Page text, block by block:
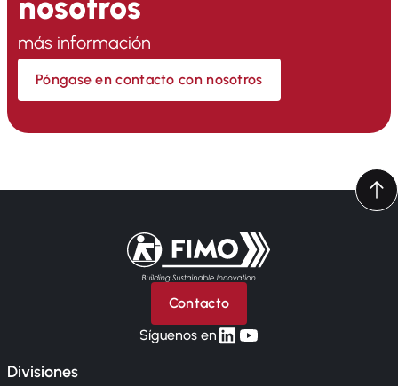
más información
Póngase en contacto con nosotros
Volver a la página principal
Contacto
Síguenos enlinkedin
yt
Divisiones